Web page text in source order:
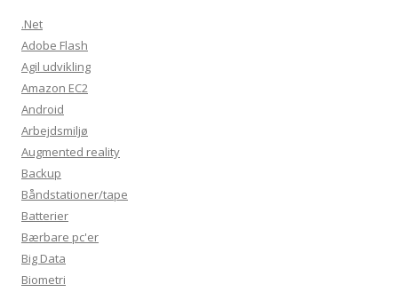
.Net
Adobe Flash
Agil udvikling
Amazon EC2
Android
Arbejdsmiljø
Augmented reality
Backup
Båndstationer/tape
Batterier
Bærbare pc'er
Big Data
Biometri